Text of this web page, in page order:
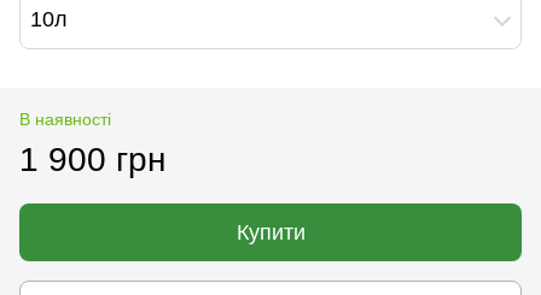
10л
В наявності
1 900 грн
Купити